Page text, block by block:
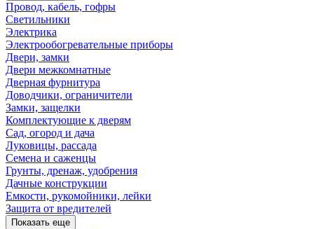
Провод, кабель, гофры
Светильники
Электрика
Электрообогревательные приборы
Двери, замки
Двери межкомнатные
Дверная фурнитура
Доводчики, ограничители
Замки, защелки
Комплектующие к дверям
Сад, огород и дача
Луковицы, рассада
Семена и саженцы
Грунты, дренаж, удобрения
Дачные конструкции
Емкости, рукомойники, лейки
Защита от вредителей
Показать еще